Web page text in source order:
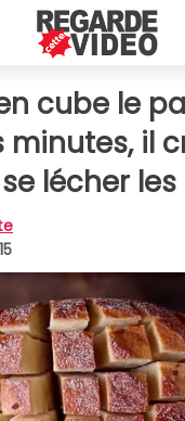
cube le
minutes, il
lécher